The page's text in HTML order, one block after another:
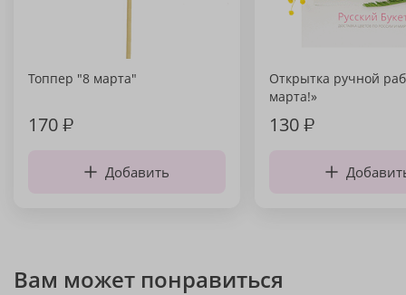
Топпер "8 марта"
170₽
Добавить
Открытка ручной
марта!»
130₽
Вам может понравиться